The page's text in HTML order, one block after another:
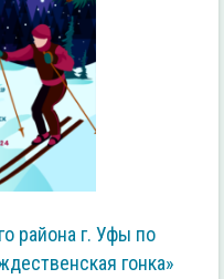
района г. Уфы по
гонка»